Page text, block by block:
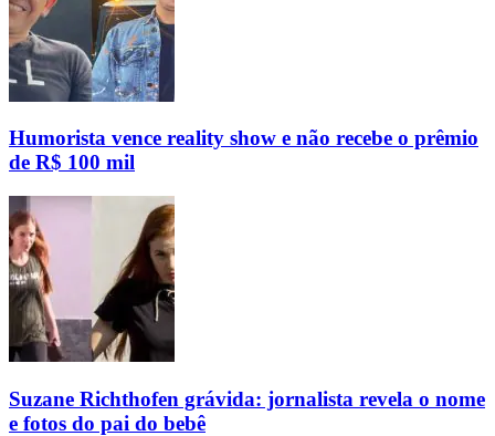
Humorista vence reality show e não recebe o prêmio
de R$ 100 mil
Suzane Richthofen grávida: jornalista revela o nome
e fotos do pai do bebê